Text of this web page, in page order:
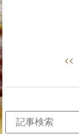
<<